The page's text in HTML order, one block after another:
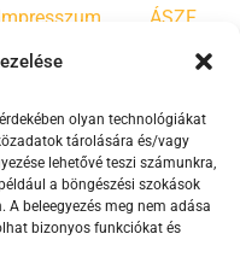
olyan technológiákat
tárolására és/vagy
lehetővé teszi számunkra,
a böngészési szokások
beleegyezés meg nem adása
bizonyos funkciókat és
ÁSZF
szabályzat